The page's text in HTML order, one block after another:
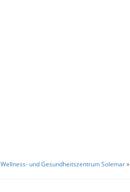
Wellness- und Gesundheitszentrum Solemar»